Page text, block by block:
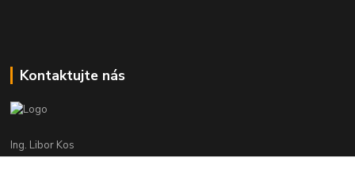
Kontaktujte nás
Ing. Libor Kos
+420 601 555 225